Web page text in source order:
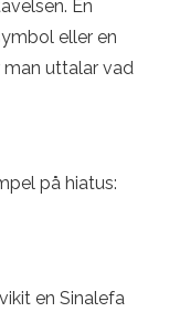
En
eller en
man uttalar vad
på hiatus:
en Sinalefa